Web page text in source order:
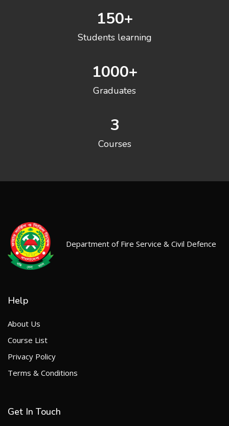
150+
Students learning
1000+
Graduates
3
Courses
Department of Fire Service & Civil Defence
Help
About Us
Course List
Privacy Policy
Terms & Conditions
Get In Touch